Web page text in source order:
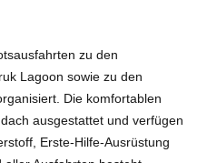
zu den
Lagoon sowie zu den
Die komfortablen
ausgestattet und verfügen
Erste-Hilfe-Ausrüstung